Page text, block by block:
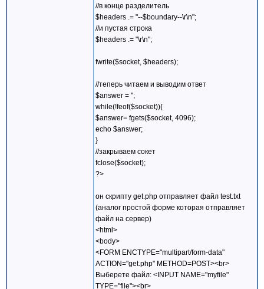
//в конце разделитель
$headers .= "--$boundary--\r\n";
//и пустая строка
$headers .= "\r\n";
fwrite($socket, $headers);
//теперь читаем и выводим ответ
$answer = '';
while(!feof($socket)){
$answer= fgets($socket, 4096);
echo $answer;
}
//закрываем сокет
fclose($socket);
?>
он скрипту get.php отправляет файл test.txt
(аналог простой форме которая отправляет
файл на сервер)
<html>
<body>
<FORM ENCTYPE="multipart/form-data"
ACTION="get.php" METHOD=POST><br>
Выберете файл: <INPUT NAME="myfile"
TYPE="file"><br>